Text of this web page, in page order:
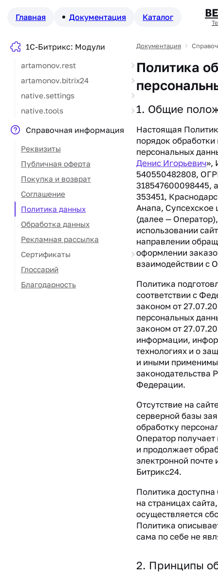
Главная Документация Каталог
1С-Битрикс: Модули
artamonov.rest
artamonov.bitrix24
native.settings
native.tools
Справочная информация
Реквизиты
Публичная оферта
Покупка и возврат
Соглашение
Политика данных
Обработка данных
Рекламная рассылка
Сертификаты
Глоссарий
Благодарность
Документация
Политика
1. Общие
Настоящая
порядок
персональных
Денис Игорьевич»,
540550482808,
318547600098445,
353451,
Анапа, Супсехское
(далее —
использовании
направлении
оформлении
взаимодействии с
Политика
соответствии с
законом от
персональных
законом от
информации,
технологиях и о
и иными
законодательства
Федерации.
Отсутствие на
серверной базы
обработку
Оператор
и продолжает
электронной почте
Битрикс24.
Политика доступна
на страницах
осуществляется
Политика
сама по себе не
2. Принципы